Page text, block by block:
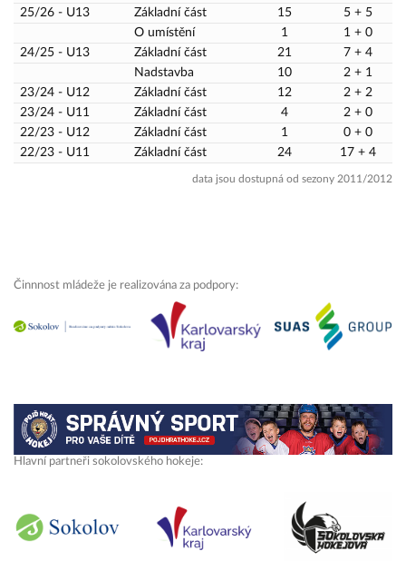
25/26 - U13
Základní část 15
5 + 5
O umístění
1
1 + 0
24/25 - U13
Základní část 21
7 + 4
Nadstavba
10
2 + 1
23/24 - U12
Základní část 12
2 + 2
23/24 - U11
Základní část 4
2 + 0
22/23 - U12
Základní část 1
0 + 0
22/23 - U11
Základní část 24 17 + 4
data jsou dostupná od sezony 2011/2012
Činnnost mládeže je realizována za podpory:
Hlavní partneři sokolovského hokeje: